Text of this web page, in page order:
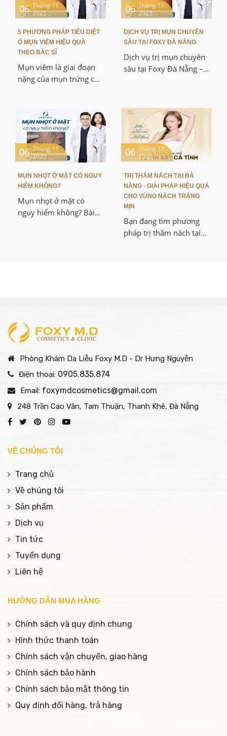
phân tích ưu điểm của
dịch vụ so với nơi khác,
và giúp các bạn lựa
chọn liệu trình phù hợp,
an toàn và nhanh chóng
thấy kết quả.
những phương pháp
chăm sóc da khoa học,
tự nhiên và khác biệt
hoàn toàn so với các
dịch vụ khác, để vừa tiết
kiệm chi phí vừa an
toàn mà hiệu quả lâu
06 Tháng 11
2025
5 PHƯƠNG PHÁP TIÊU DIỆT
Ổ MỤN VIÊM HIỆU QUẢ
THEO BÁC SĨ
Mụn viêm là giai đoạn
nặng của mụn trứng cá,
chân lông gây viêm,
sưng đỏ, đau nhức và có
thể để lại sẹo lõm, thâm
lâu năm nếu không xử
lý đúng cách.
06 Tháng 11
2025
DỊCH VỤ TRỊ MỤN CHUYÊN
SÂU TẠI FOXY ĐÀ NẴNG
Dịch vụ trị mụn chuyên
sâu tại Foxy Đà Nẵng –
đau, không sẹo.
06 Tháng 11
2025
MỤN NHỌT Ở MẶT CÓ NGUY
HIỂM KHÔNG?
Mụn nhọt ở mặt có
nguy hiểm không? Bài
nhanh chóng.
06 Tháng 11
2025
TRỊ THÂM NÁCH TẠI ĐÀ
NẴNG - GIẢI PHÁP HIỆU QUẢ
CHO VÙNG NÁCH TRẮNG
MỊN
Bạn đang tìm phương
pháp trị thâm nách tại
Phòng Khám Da Liễu Foxy M.D - Dr Hưng Nguyễn
Điện thoại: 0905.835.874
Email: foxymdcosmetics@gmail.com
248 Trần Cao Vân, Tam Thuận, Thanh Khê, Đà Nẵng
VỀ CHÚNG TÔI
Trang chủ
Về chúng tôi
Sản phẩm
Dịch vụ
Tin tức
Tuyển dụng
Liên hệ
HƯỚNG DẪN MUA HÀNG
Chính sách và quy định chung
Hình thức thanh toán
Chính sách vận chuyển, giao hàng
Chính sách bảo hành
Chính sách bảo mật thông tin
Quy định đổi hàng, trả hàng